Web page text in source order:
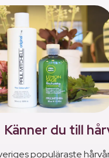
Känner du till
populäraste